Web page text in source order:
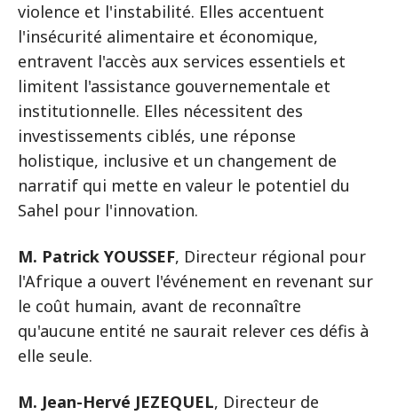
violence et l'instabilité. Elles accentuent
l'insécurité alimentaire et économique,
entravent l'accès aux services essentiels et
limitent l'assistance gouvernementale et
institutionnelle. Elles nécessitent des
investissements ciblés, une réponse
holistique, inclusive et un changement de
narratif qui mette en valeur le potentiel du
Sahel pour l'innovation.
M. Patrick YOUSSEF, Directeur régional pour
l'Afrique a ouvert l'événement en revenant sur
le coût humain, avant de reconnaître
qu'aucune entité ne saurait relever ces défis à
elle seule.
M. Jean-Hervé JEZEQUEL, Directeur de